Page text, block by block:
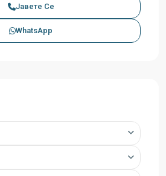
Јавете Се
WhatsApp